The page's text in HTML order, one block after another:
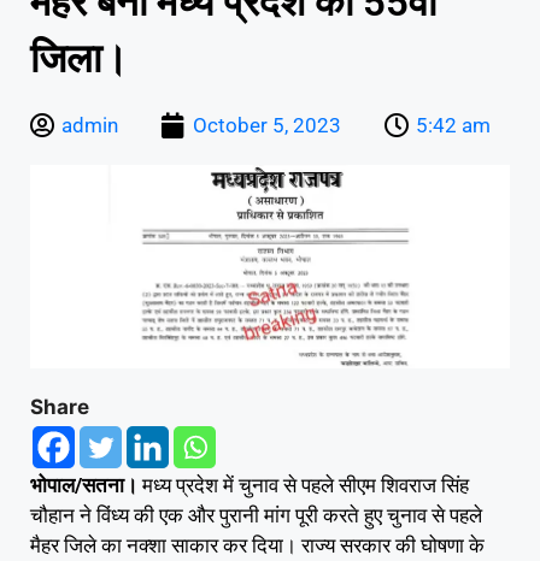
जिला।
admin October 5, 2023 5:42 am
Share
भोपाल/सतना। मध्य प्रदेश में चुनाव से पहले सीएम शिवराज सिंह
चौहान ने विंध्य की एक और पुरानी मांग पूरी करते हुए चुनाव से पहले
मैहर जिले का नक्शा साकार कर दिया। राज्य सरकार की घोषणा के